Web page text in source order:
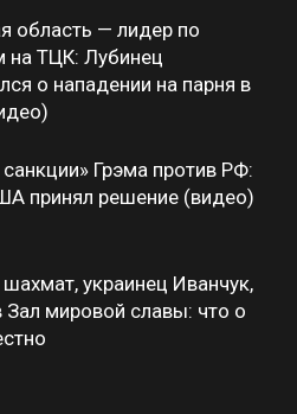
область — лидер по
на ТЦК: Лубинец
о нападении на парня в
Грэма против РФ:
принял решение (видео)
украинец Иванчук,
Зал мировой славы: что о